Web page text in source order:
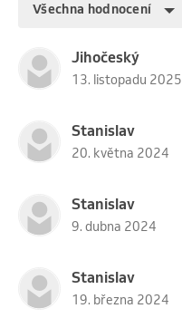
Všechna hodnocení
Jihočeský
13. listopadu 2025
Stanislav
20. května 2024
Stanislav
9. dubna 2024
Stanislav
19. března 2024